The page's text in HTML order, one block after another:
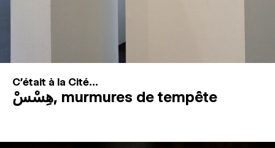
C'était à la Cité...
هِسْسْ, murmures de tempête